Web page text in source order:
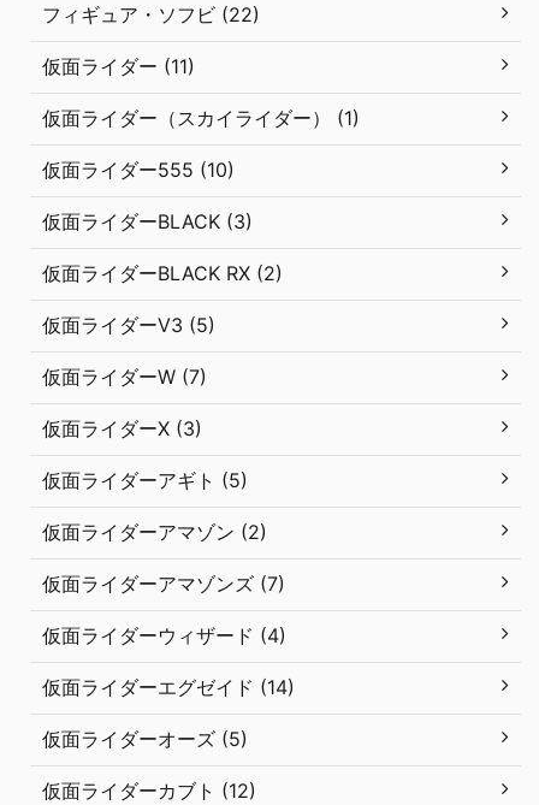
フィギュア・ソフビ (22)
仮面ライダー (11)
仮面ライダー（スカイライダー） (1)
仮面ライダー555 (10)
仮面ライダーBLACK (3)
仮面ライダーBLACK RX (2)
仮面ライダーV3 (5)
仮面ライダーW (7)
仮面ライダーX (3)
仮面ライダーアギト (5)
仮面ライダーアマゾン (2)
仮面ライダーアマゾンズ (7)
仮面ライダーウィザード (4)
仮面ライダーエグゼイド (14)
仮面ライダーオーズ (5)
仮面ライダーカブト (12)